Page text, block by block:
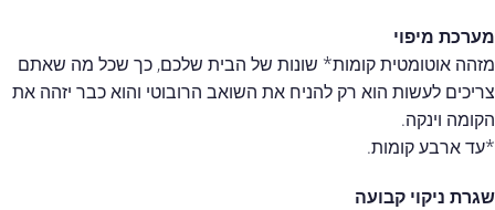
מערכת מיפוי
מזהה אוטומטית קומות* שונות של הבית שלכם, כך שכל מה שאתם
צריכים לעשות הוא רק להניח את השואב הרובוטי והוא כבר יזהה את
הקומה וינקה.
*עד ארבע קומות.
שגרת ניקוי קבועה